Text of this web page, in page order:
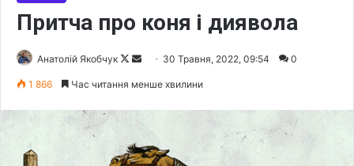
Притча про коня і диявола
Анатолій Якобчук
F
w
a
n
30 Травня, 2022, 09:54 0
1 866 Час читання менше хвилини